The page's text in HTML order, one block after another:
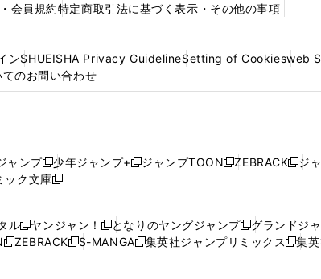
会員規約特定商取引法に基づく表示・その他の事項
ンSHUEISHA Privacy GuidelineSetting of Cookiesweb
のお問い合わせ
ャンプ
新
し
ィ
ン
少年ジャンプ+
新
ィ
ン
ジャンプTOON
新
ィ
ン
ZEBRACK
新
ィ
ン
ジ
ック文庫
新
ウ
ィ
ル
新
し
ヤンジャン！新
し
となりのヤングジャンプ
新
し
グランドジ
ZEBRACK
新
S-MANGA
新
集英社ジャンプリミックス
新
集